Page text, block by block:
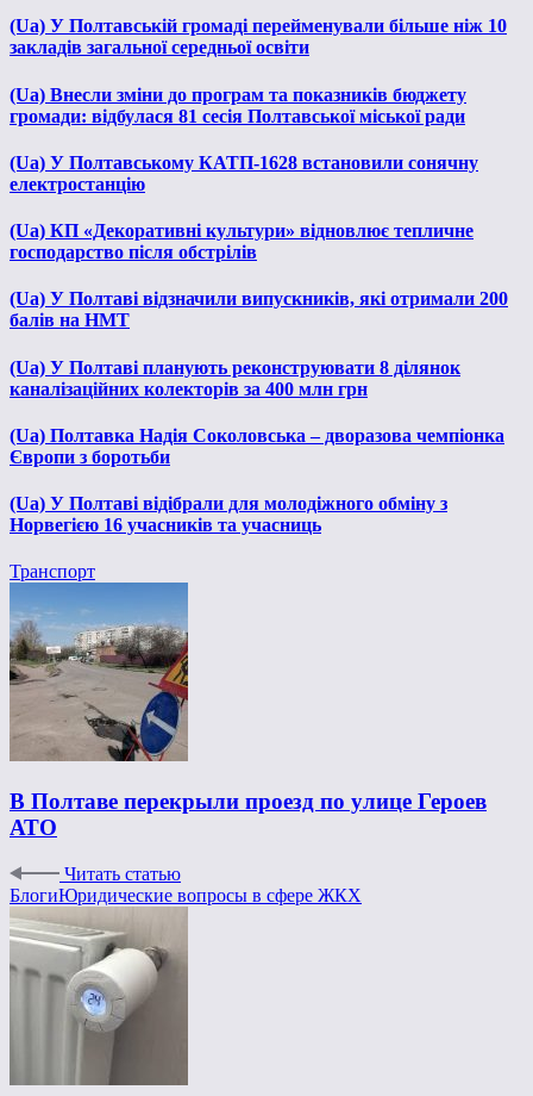
(Ua) У Полтавській громаді перейменували більше ніж 10
закладів загальної середньої освіти
(Ua) Внесли зміни до програм та показників бюджету
громади: відбулася 81 сесія Полтавської міської ради
(Ua) У Полтавському КАТП-1628 встановили сонячну
електростанцію
(Ua) КП «Декоративні культури» відновлює тепличне
господарство після обстрілів
(Ua) У Полтаві відзначили випускників, які отримали 200
балів на НМТ
(Ua) У Полтаві планують реконструювати 8 ділянок
каналізаційних колекторів за 400 млн грн
(Ua) Полтавка Надія Соколовська – дворазова чемпіонка
Європи з боротьби
(Ua) У Полтаві відібрали для молодіжного обміну з
Норвегією 16 учасників та учасниць
Транспорт
В Полтаве перекрыли проезд по улице Героев
АТО
Читать статью
БлогиЮридические вопросы в сфере ЖКХ